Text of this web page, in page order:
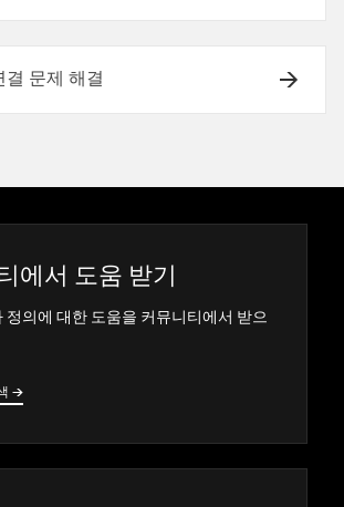
결 문제 해결
에서 도움 받기
정의에 대한 도움을 커뮤니티에서 받으
→